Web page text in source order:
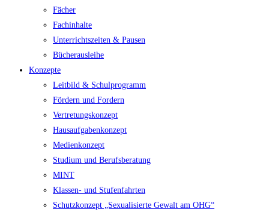
Fächer
Fachinhalte
Unterrichtszeiten & Pausen
Bücherausleihe
Konzepte
Leitbild & Schulprogramm
Fördern und Fordern
Vertretungskonzept
Hausaufgabenkonzept
Medienkonzept
Studium und Berufsberatung
MINT
Klassen- und Stufenfahrten
Schutzkonzept „Sexualisierte Gewalt am OHG“